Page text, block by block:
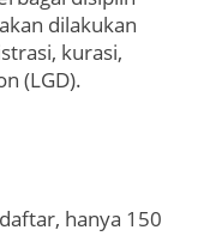
dilakukan
kurasi,
(LGD).
hanya 150